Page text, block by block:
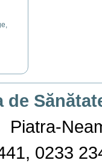
de
Piatra-
0233